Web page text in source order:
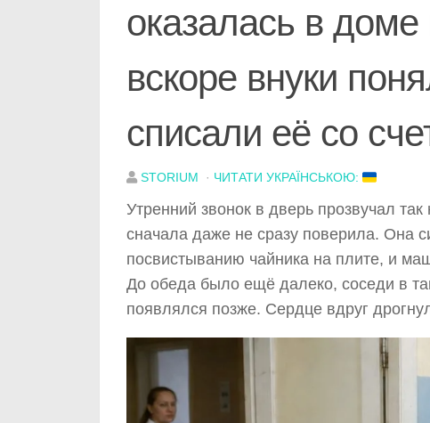
оказалась в
вскоре внуки
списали её со
STORIUM · ЧИТАТИ УКРАЇНСЬКОЮ:
Утренний звонок в дверь прозвучал
сначала даже не сразу поверила. Она
посвистыванию чайника на плите, и
До обеда было ещё далеко, соседи в
появлялся позже. Сердце вдруг